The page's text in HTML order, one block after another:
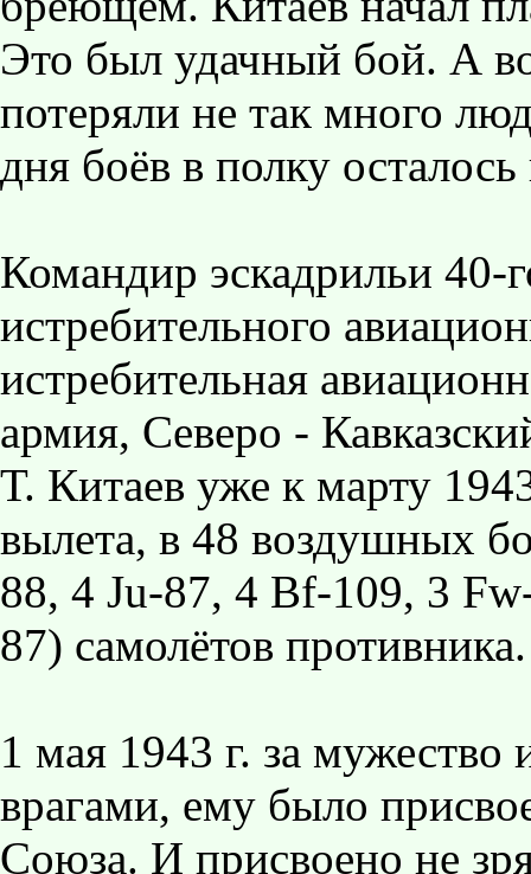
Это был удачный бой. А
потеряли не так много
дня боёв в полку
Командир эскадрильи 40-
истребительного
истребительная
армия, Северо -
Т. Китаев уже к марту
вылета, в 48 воздушных
88, 4 Ju-87, 4 Вf-109, 3
87) самолётов противника.
1 мая 1943 г. за мужество
врагами, ему было
Союза. И присвоено не